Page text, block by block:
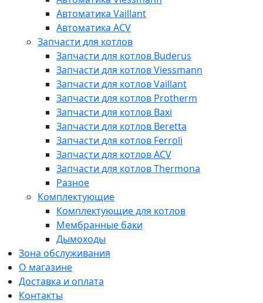
Автоматика Vaillant
Автоматика ACV
Запчасти для котлов
Запчасти для котлов Buderus
Запчасти для котлов Viessmann
Запчасти для котлов Vaillant
Запчасти для котлов Protherm
Запчасти для котлов Baxi
Запчасти для котлов Beretta
Запчасти для котлов Ferroli
Запчасти для котлов ACV
Запчасти для котлов Thermona
Разное
Комплектующие
Комплектующие для котлов
Мембранные баки
Дымоходы
Зона обслуживания
О магазине
Доставка и оплата
Контакты